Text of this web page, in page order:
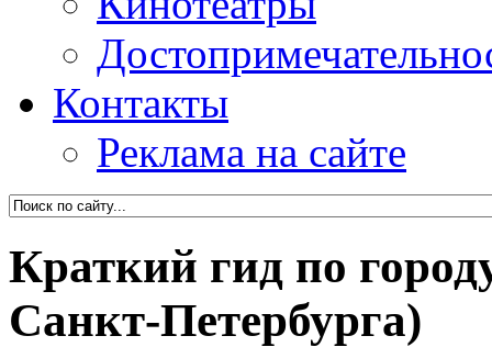
Контакты
Реклама на сайте
Краткий гид по
Санкт-Петербурга)